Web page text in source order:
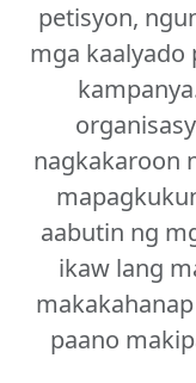
petisyon,
mga kaalyado
nagkakaroon
aabutin ng
ikaw lang
paano